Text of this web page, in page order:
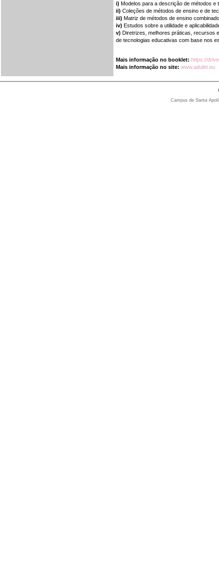
i) Modelos para a descrição de métodos e
ii) Coleções de métodos de ensino e de
iii) Matriz de métodos de ensino
iv) Estudos sobre a utilidade e
v) Diretrizes, melhores práticas, recursos
de tecnologias educativas com base nos
Mais informação no booklet: https://
Mais informação no site: www.adulet.eu
Campus de Santa